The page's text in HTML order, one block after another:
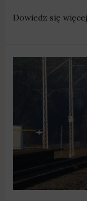
Dowiedz się
dnia
pokonują
ponad
kilometrów